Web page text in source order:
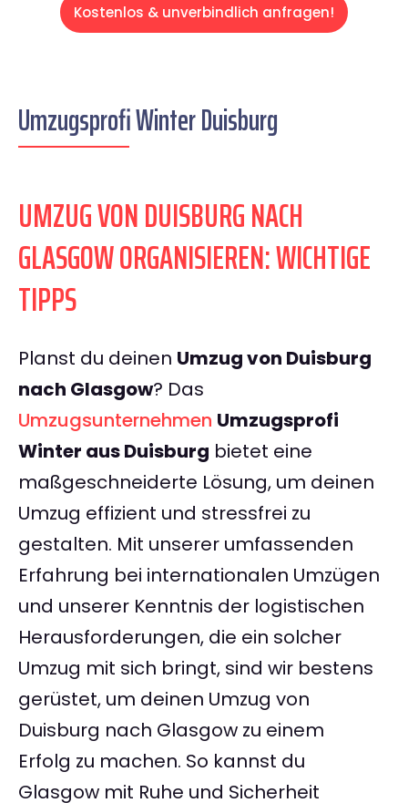
Kostenlos & unverbindlich anfragen!
Umzugsprofi Winter Duisburg
UMZUG VON DUISBURG NACH
GLASGOW ORGANISIEREN: WICHTIGE
TIPPS
Planst du deinen Umzug von Duisburg
nach Glasgow? Das
Umzugsunternehmen Umzugsprofi
Winter aus Duisburg bietet eine
maßgeschneiderte Lösung, um deinen
Umzug effizient und stressfrei zu
gestalten. Mit unserer umfassenden
Erfahrung bei internationalen Umzügen
und unserer Kenntnis der logistischen
Herausforderungen, die ein solcher
Umzug mit sich bringt, sind wir bestens
gerüstet, um deinen Umzug von
Duisburg nach Glasgow zu einem
Erfolg zu machen. So kannst du
Glasgow mit Ruhe und Sicherheit